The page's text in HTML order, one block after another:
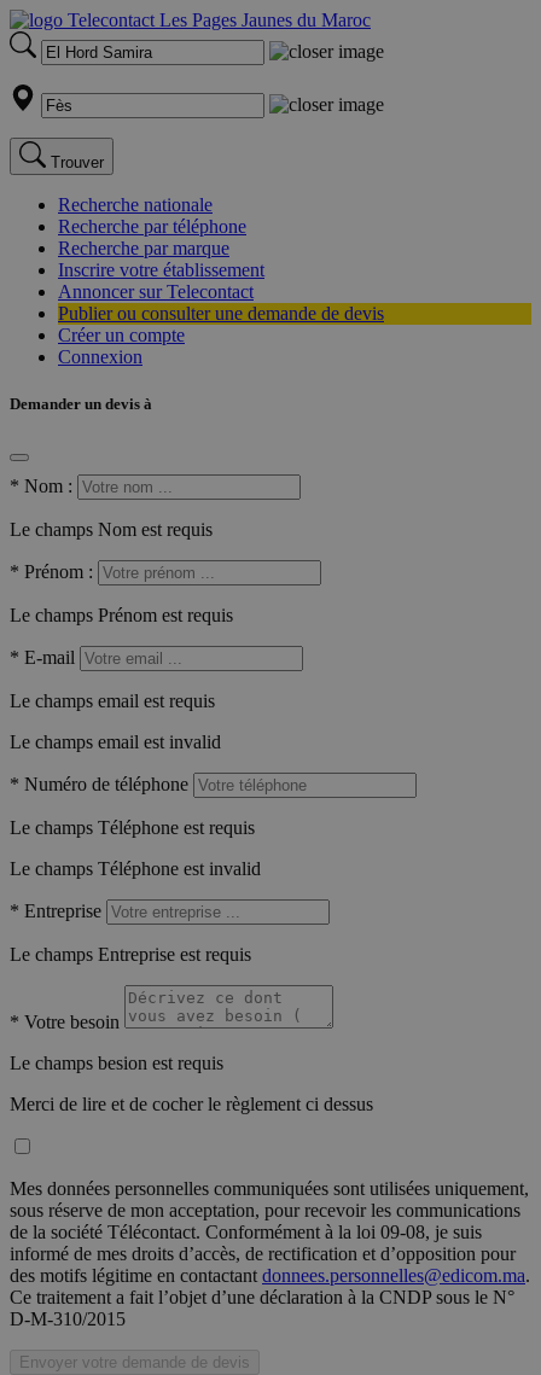
Trouver
Recherche nationale
Recherche par téléphone
Recherche par marque
Inscrire votre établissement
Annoncer sur Telecontact
Publier ou consulter une demande de devis
Créer un compte
Connexion
Demander un devis à
* Nom :
Le champs Nom est requis
* Prénom :
Le champs Prénom est requis
* E-mail
Le champs email est requis
Le champs email est invalid
* Numéro de téléphone
Le champs Téléphone est requis
Le champs Téléphone est invalid
* Entreprise
Le champs Entreprise est requis
* Votre besoin
Le champs besion est requis
Merci de lire et de cocher le règlement ci dessus
Mes données personnelles communiquées sont utilisées uniquement,
sous réserve de mon acceptation, pour recevoir les communications
de la société Télécontact. Conformément à la loi 09-08, je suis
informé de mes droits d’accès, de rectification et d’opposition pour
des motifs légitime en contactant donnees.personnelles@edicom.ma.
Ce traitement a fait l’objet d’une déclaration à la CNDP sous le N°
D-M-310/2015
Envoyer votre demande de devis